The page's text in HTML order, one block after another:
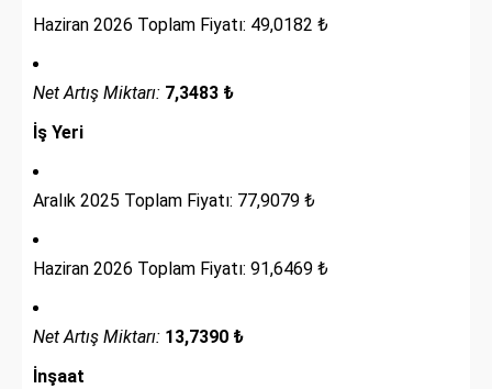
Haziran 2026 Toplam Fiyatı: 49,0182 ₺
Net Artış Miktarı: 7,3483 ₺
İş Yeri
Aralık 2025 Toplam Fiyatı: 77,9079 ₺
Haziran 2026 Toplam Fiyatı: 91,6469 ₺
Net Artış Miktarı: 13,7390 ₺
İnşaat